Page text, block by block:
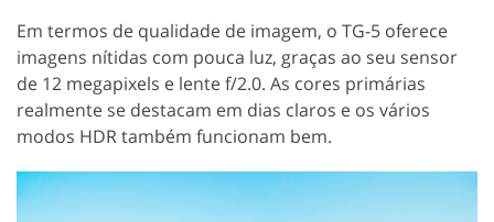
Em termos de qualidade de imagem, o TG-5 oferece
imagens nítidas com pouca luz, graças ao seu sensor
de 12 megapixels e lente f/2.0. As cores primárias
realmente se destacam em dias claros e os vários
modos HDR também funcionam bem.